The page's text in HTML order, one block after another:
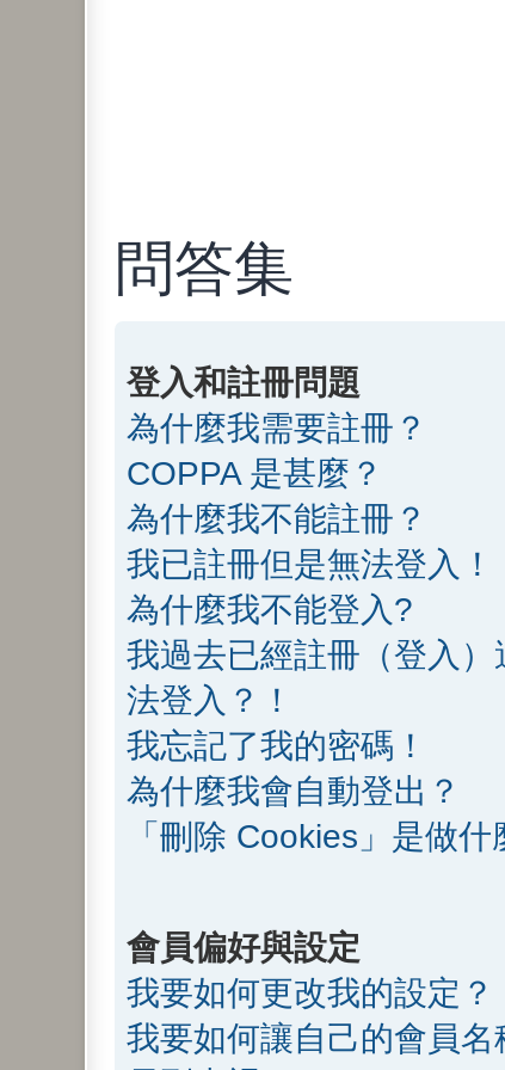
問答集
登入和註冊問題
為什麼我需要註冊？
COPPA 是甚麼？
為什麼我不能註冊？
我已註冊但是無法登入！
為什麼我不能登入?
我過去已經註冊（登入
法登入？！
我忘記了我的密碼！
為什麼我會自動登出？
「刪除 Cookies」是做什
會員偏好與設定
我要如何更改我的設定？
我要如何讓自己的會員